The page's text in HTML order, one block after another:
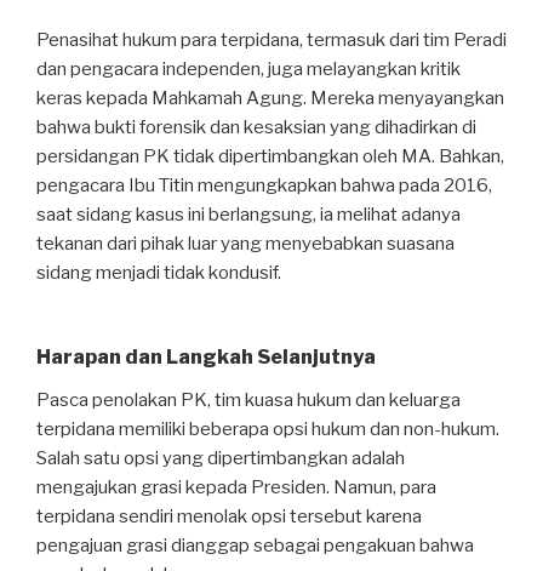
Penasihat hukum para terpidana, termasuk dari tim Peradi
dan pengacara independen, juga melayangkan kritik
keras kepada Mahkamah Agung. Mereka menyayangkan
bahwa bukti forensik dan kesaksian yang dihadirkan di
persidangan PK tidak dipertimbangkan oleh MA. Bahkan,
pengacara Ibu Titin mengungkapkan bahwa pada 2016,
saat sidang kasus ini berlangsung, ia melihat adanya
tekanan dari pihak luar yang menyebabkan suasana
sidang menjadi tidak kondusif.
Harapan dan Langkah Selanjutnya
Pasca penolakan PK, tim kuasa hukum dan keluarga
terpidana memiliki beberapa opsi hukum dan non-hukum.
Salah satu opsi yang dipertimbangkan adalah
mengajukan grasi kepada Presiden. Namun, para
terpidana sendiri menolak opsi tersebut karena
pengajuan grasi dianggap sebagai pengakuan bahwa